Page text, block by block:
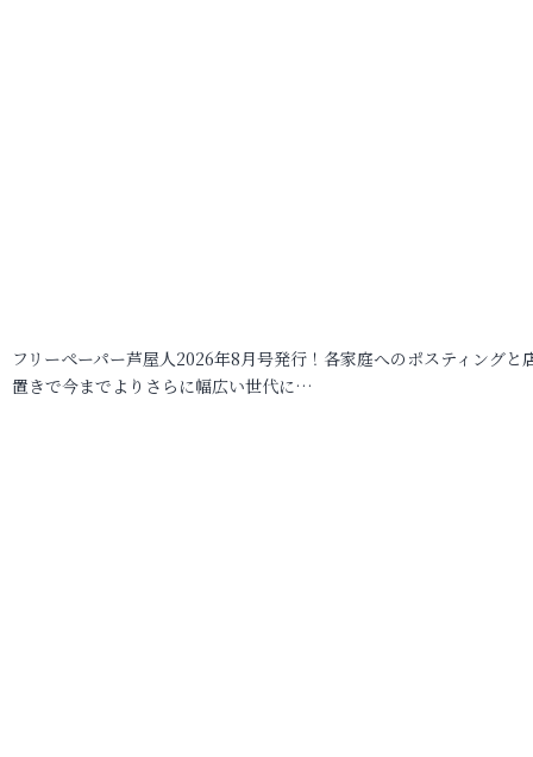
フリーペーパー芦屋人2026年8月号発行！各家庭へのポスティングと
置きで今までよりさらに幅広い世代に…